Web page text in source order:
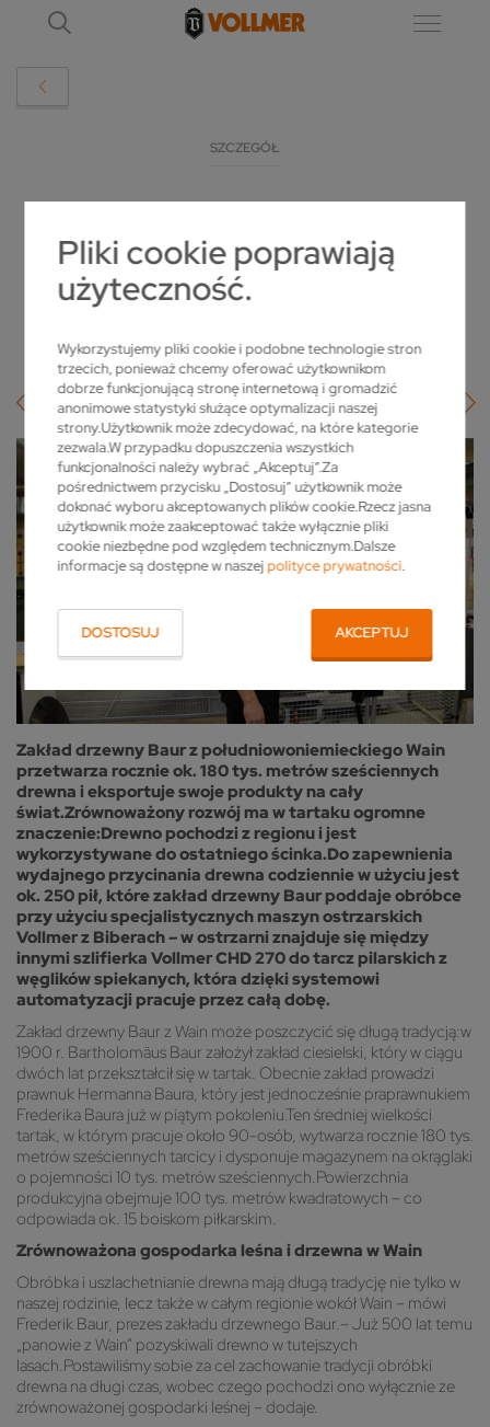
Pliki cookie poprawiają
użyteczność.
Wykorzystujemy pliki cookie i podobne technologie stron
trzecich, ponieważ chcemy oferować użytkownikom
dobrze funkcjonującą stronę internetową i gromadzić
anonimowe statystyki służące optymalizacji naszej
strony.Użytkownik może zdecydować, na które kategorie
zezwala.W przypadku dopuszczenia wszystkich
funkcjonalności należy wybrać „Akceptuj”.Za
pośrednictwem przycisku „Dostosuj” użytkownik może
dokonać wyboru akceptowanych plików cookie.Rzecz jasna
użytkownik może zaakceptować także wyłącznie pliki
cookie niezbędne pod względem technicznym.Dalsze
informacje są dostępne w naszejpolityce prywatności.
DOSTOSUJ AKCEPTUJ
SZCZEGÓŁ
POŁUDNIOWONIEMIECKIM PRZYTUPEM
2021-09-27
Zakład drzewny Baur z południowoniemieckiego Wain
przetwarza rocznie ok. 180 tys. metrów sześciennych
drewna i eksportuje swoje produkty na cały
świat.Zrównoważony rozwój ma w tartaku ogromne
znaczenie:Drewno pochodzi z regionu i jest
wykorzystywane do ostatniego ścinka.Do zapewnienia
wydajnego przycinania drewna codziennie w użyciu jest
ok. 250 pił, które zakład drzewny Baur poddaje obróbce
przy użyciu specjalistycznych maszyn ostrzarskich
Vollmer z Biberach – w ostrzarni znajduje się między
innymi szlifierka Vollmer CHD 270 do tarcz pilarskich z
węglików spiekanych, która dzięki systemowi
automatyzacji pracuje przez całą dobę.
Zakład drzewny Baur z Wain może poszczycić się długą tradycją:w
1900 r. Bartholomäus Baur założył zakład ciesielski, który w ciągu
dwóch lat przekształcił się w tartak. Obecnie zakład prowadzi
prawnuk Hermanna Baura, który jest jednocześnie praprawnukiem
Frederika Baura już w piątym pokoleniu.Ten średniej wielkości
tartak, w którym pracuje około 90-osób, wytwarza rocznie 180 tys.
metrów sześciennych tarcicy i dysponuje magazynem na okrąglaki
o pojemności 10 tys. metrów sześciennych.Powierzchnia
produkcyjna obejmuje 100 tys. metrów kwadratowych – co
odpowiada ok. 15 boiskom piłkarskim.
Zrównoważona gospodarka leśna i drzewna w Wain
Obróbka i uszlachetnianie drewna mają długą tradycję nie tylko w
naszej rodzinie, lecz także w całym regionie wokół Wain – mówi
Frederik Baur, prezes zakładu drzewnego Baur.– Już 500 lat temu
„panowie z Wain” pozyskiwali drewno w tutejszych
lasach.Postawiliśmy sobie za cel zachowanie tradycji obróbki
drewna na długi czas, wobec czego pochodzi ono wyłącznie ze
zrównoważonej gospodarki leśnej – dodaje.